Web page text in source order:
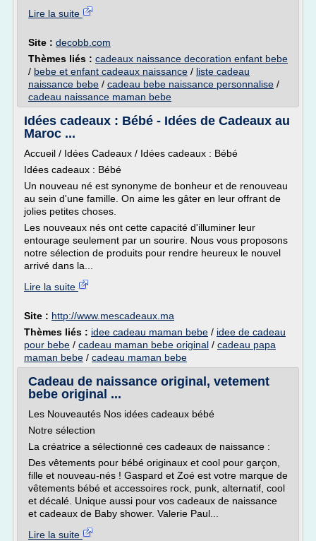
Lire la suite
Site : decobb.com
Thèmes liés : cadeaux naissance decoration enfant bebe
/ bebe et enfant cadeaux naissance / liste cadeau
naissance bebe / cadeau bebe naissance personnalise /
cadeau naissance maman bebe
Idées cadeaux : Bébé - Idées de Cadeaux au
Maroc ...
Accueil / Idées Cadeaux / Idées cadeaux : Bébé
Idées cadeaux : Bébé
Un nouveau né est synonyme de bonheur et de renouveau
au sein d'une famille. On aime les gâter en leur offrant de
jolies petites choses.
Les nouveaux nés ont cette capacité d'illuminer leur
entourage seulement par un sourire. Nous vous proposons
notre sélection de produits pour rendre heureux le nouvel
arrivé dans la...
Lire la suite
Site : http://www.mescadeaux.ma
Thèmes liés : idee cadeau maman bebe / idee de cadeau
pour bebe / cadeau maman bebe original / cadeau papa
maman bebe / cadeau maman bebe
Cadeau de naissance original, vetement
bebe original ...
Les Nouveautés Nos idées cadeaux bébé
Notre sélection
La créatrice a sélectionné ces cadeaux de naissance :
Des vêtements pour bébé originaux et cool pour garçon,
fille et nouveau-nés ! Gaspard et Zoé est votre marque de
vêtements bébé et accessoires rock, punk, alternatif, cool
et décalé. Unique aussi pour vos cadeaux de naissance
et cadeaux de Baby shower. Valerie Paul...
Lire la suite